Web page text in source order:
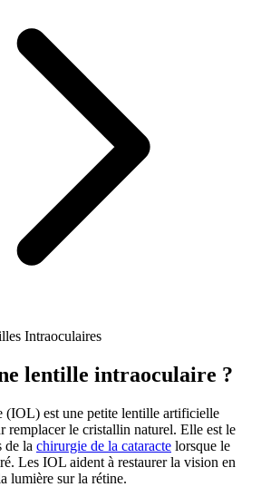
Intraoculaires
lentille intraoculaire ?
(IOL) est une petite lentille artificielle
remplacer le cristallin naturel. Elle est le
de la chirurgie de la cataracte lorsque le
Les IOL aident à restaurer la vision en
lumière sur la rétine.